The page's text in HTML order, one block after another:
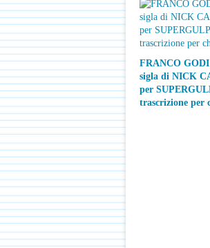
FRANCO
sigla di NICK
per
trascrizione per